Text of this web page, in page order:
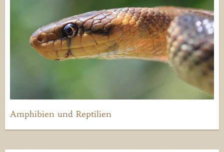
Amphibien und Reptilien